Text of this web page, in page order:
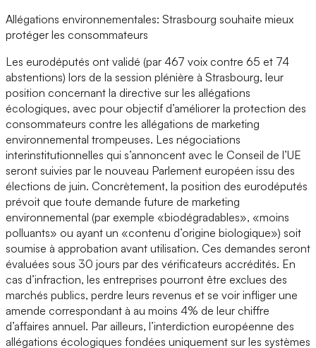
Allégations environnementales: Strasbourg souhaite mieux
protéger les consommateurs
Les eurodéputés ont validé (par 467 voix contre 65 et 74
abstentions) lors de la session plénière à Strasbourg, leur
position concernant la directive sur les allégations
écologiques, avec pour objectif d’améliorer la protection des
consommateurs contre les allégations de marketing
environnemental trompeuses. Les négociations
interinstitutionnelles qui s’annoncent avec le Conseil de l’UE
seront suivies par le nouveau Parlement européen issu des
élections de juin. Concrètement, la position des eurodéputés
prévoit que toute demande future de marketing
environnemental (par exemple «biodégradables», «moins
polluants» ou ayant un «contenu d’origine biologique») soit
soumise à approbation avant utilisation. Ces demandes seront
évaluées sous 30 jours par des vérificateurs accrédités. En
cas d’infraction, les entreprises pourront être exclues des
marchés publics, perdre leurs revenus et se voir infliger une
amende correspondant à au moins 4% de leur chiffre
d’affaires annuel. Par ailleurs, l’interdiction européenne des
allégations écologiques fondées uniquement sur les systèmes